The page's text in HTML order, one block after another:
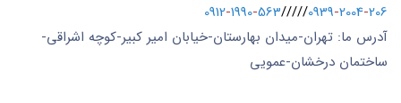
0939-2004-206
/////
0912-1990-563
آدرس ما: تهران-میدان بهارستان-خیابان امیر کبیر-کوچه اشراقی-
ساختمان درخشان-عمویی